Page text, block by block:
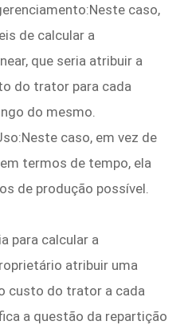
caso,
de calcular a
que seria atribuir a
do trator para cada
do mesmo.
caso, em vez de
termos de tempo, ela
de produção possível.
para calcular a
atribuir uma
custo do trator a cada
a questão da repartição